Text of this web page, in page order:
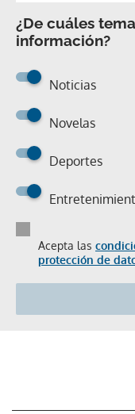
¿De cuáles
información?
Noticias
Novelas
Deportes
Acepta las
protección de